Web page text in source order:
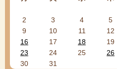
2
3 4 5
9
10 11 12
16
17 18 19
23
24 25 26
30
31